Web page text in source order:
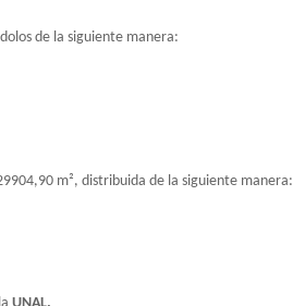
de la siguiente manera:
m², distribuida de la siguiente manera: